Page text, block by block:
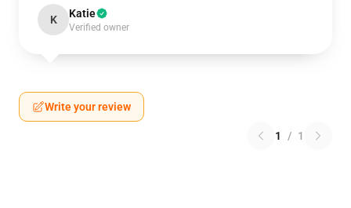
K Katie
Verified owner
Write your review
1 / 1